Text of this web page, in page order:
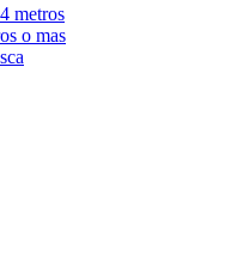
metros
o mas